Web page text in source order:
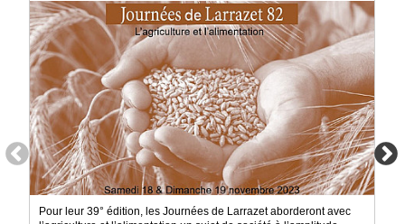
Pour leur 39° édition, les Journées de Larrazet aborderont avec